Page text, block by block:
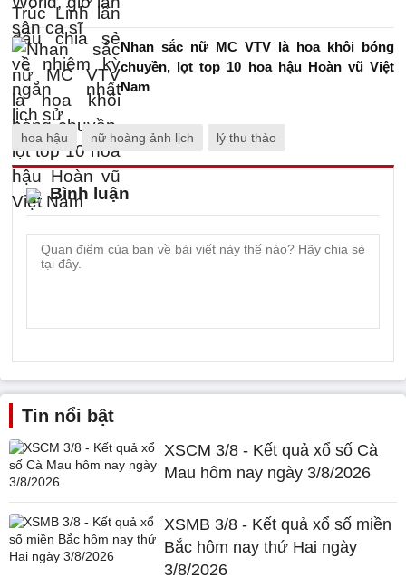
Nhan sắc nữ MC VTV là hoa khôi bóng
chuyền, lọt top 10 hoa hậu Hoàn vũ Việt
Nam
hoa hậu nữ hoàng ảnh lịch lý thu thảo
Bình luận
Tin nổi bật
XSCM 3/8 - Kết quả xổ số Cà
Mau hôm nay ngày 3/8/2026
XSMB 3/8 - Kết quả xổ số miền
Bắc hôm nay thứ Hai ngày
3/8/2026